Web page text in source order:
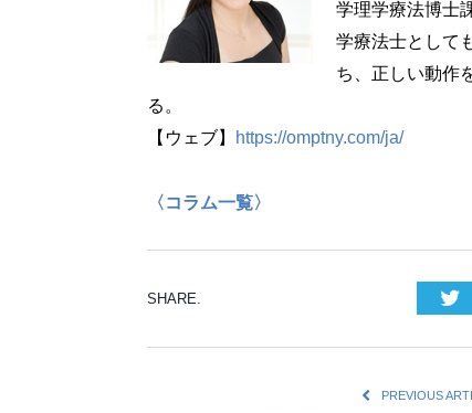
学理学療法博士
学療法士として
ち、正しい動作
る。
【ウェブ】
https://omptny.com/ja/
〈コラム一覧〉
SHARE.
PREVIOUS